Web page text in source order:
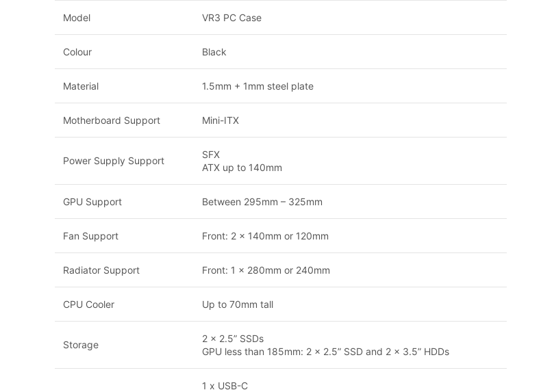
Model VR3 PC Case
Colour Black
Material 1.5mm + 1mm steel plate
Motherboard Support Mini-ITX
Power Supply Support
SFX
ATX up to 140mm
GPU Support Between 295mm – 325mm
Fan Support Front: 2 x 140mm or 120mm
Radiator Support Front: 1 x 280mm or 240mm
CPU Cooler Up to 70mm tall
Storage
2 x 2.5” SSDs
GPU less than 185mm: 2 x 2.5” SSD and 2 x 3.5” HDDs
1 x USB-C